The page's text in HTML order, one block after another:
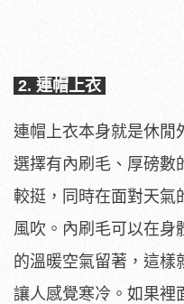
2. 連帽上衣
連帽上衣本身就是休閒
選擇有內刷毛、厚磅數
較挺，同時在面對天氣
風吹。內刷毛可以在身
的溫暖空氣留著，這樣
讓人感覺寒冷。如果裡